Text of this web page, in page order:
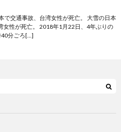
で交通事故、台湾女性が死亡。 大雪の日本
女性が死亡。 2018年1月22日、4年ぶりの
40分ごろ[…]